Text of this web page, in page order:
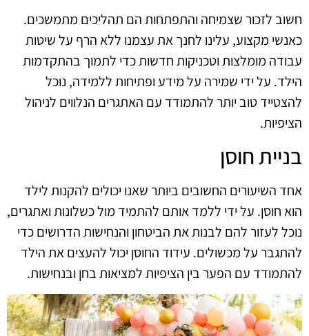
חשוב לזכור שצמיחה והתפתחות הם תהליכים מתמשכים.
כאנשי מקצוע, עלינו לחנך את עצמנו ללא הרף על שיטות
עבודה מומלצות וטכניקות חדשות כדי לתמוך בהתקדמות
הילד. על ידי שמירה על מידע ופתיחות ללמידה, נוכל
להצטייד טוב יותר להתמודד עם האתגרים הנלווים לניהול
הציפיות.
בניית חוסן
אחד השיעורים החשובים ביותר שאנו יכולים להקנות לילד
הוא חוסן. על ידי ללמד אותם להתמיד מול כשלונות ואתגרים,
נוכל לעזור להם לבנות את הביטחון והנחישות הדרושים כדי
להתגבר על מכשולים. עידוד החוסן יכול להעצים את הילד
להתמודד עם הפער בין הציפיות למציאות בחן ובנחישות.